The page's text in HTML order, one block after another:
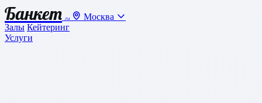
Банкет .ru
Москва
Залы Кейтеринг
Услуги